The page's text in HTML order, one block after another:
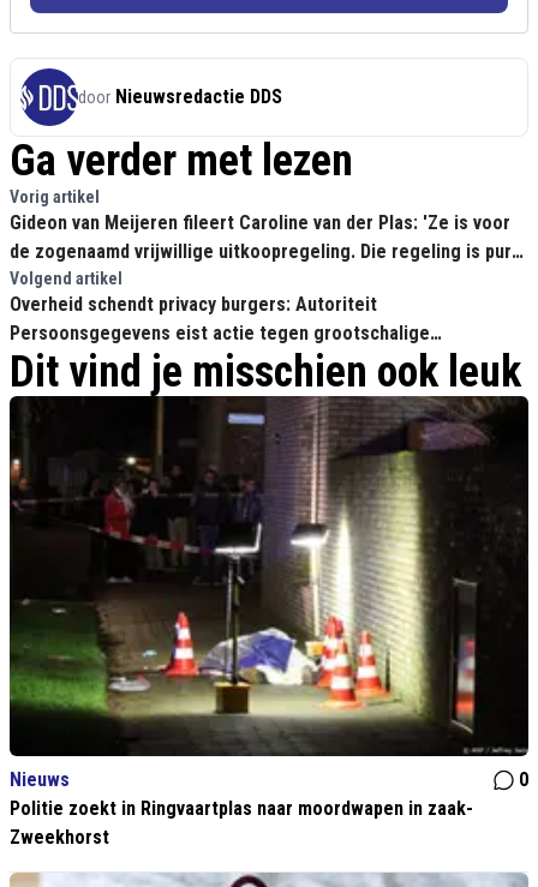
door Nieuwsredactie DDS
Ga verder met lezen
Vorig artikel
Gideon van Meijeren fileert Caroline van der Plas: 'Ze is voor
de zogenaamd vrijwillige uitkoopregeling. Die regeling is pure
chantage!'
Volgend artikel
Overheid schendt privacy burgers: Autoriteit
Persoonsgegevens eist actie tegen grootschalige
verzameling passagiersgegevens
Dit vind je misschien ook leuk
Nieuws
0
Politie zoekt in Ringvaartplas naar moordwapen in zaak-
Zweekhorst